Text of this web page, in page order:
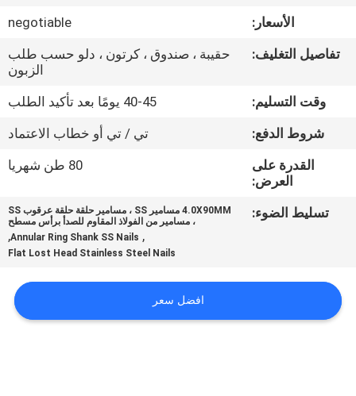
مراقبة
الجودة
اتصل
اقتباس
الموقع
الأسعار:
negotiable
تفاصيل التغليف:
حقيبة ، صندوق ، كرتون ، دلو حسب طلب
الزبون
وقت التسليم:
40-45 يومًا بعد تأكيد الطلب
شروط الدفع:
تي / تي أو خطاب الاعتماد
القدرة على
العرض:
80 طن شهريا
تسليط الضوء:
4.0X90MM مسامير SS ، مسامير حلقة حلقة عرقوب SS
، مسامير من الفولاذ المقاوم للصدأ برأس مسطح
,
Annular Ring Shank SS Nails
,
Flat Lost Head Stainless Steel Nails
افضل سعر